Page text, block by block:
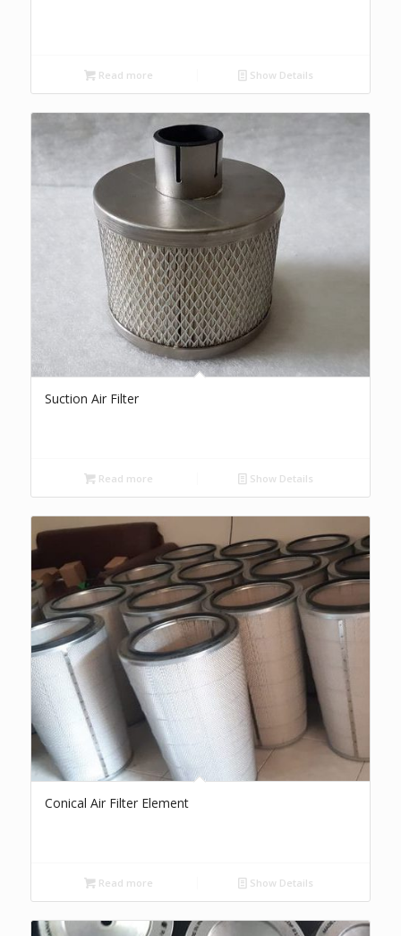
Read more Show Details
Suction Air Filter
Read more Show Details
Conical Air Filter Element
Read more Show Details